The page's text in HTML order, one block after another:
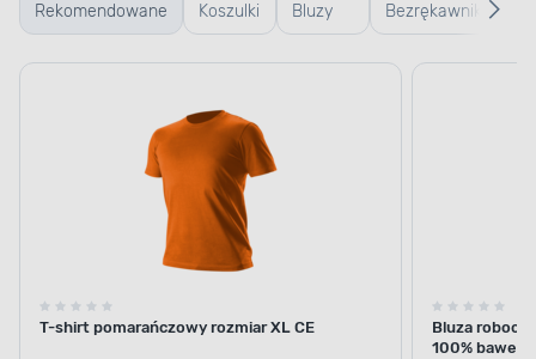
Rekomendowane Koszulki
robocze
Bluzy
robocze
Bezrękawniki
robocze
T-shirt pomarańczowy rozmiar XL CE
Bluza
100%